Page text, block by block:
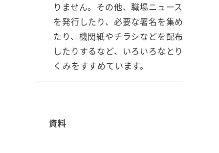
りません。その他、職場ニュース
を発行したり、必要な署名を集め
たり、機関紙やチラシなどを配布
したりするなど、いろいろなとり
くみをすすめています。
資料